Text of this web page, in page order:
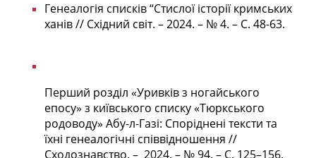
Генеалогія списків “Стислої історії кримських
ханів // Східний світ. – 2024. – № 4. – С. 48-63.
Перший розділ «Уривків з ногайського
епосу» з київського списку «Тюркського
родоводу» Абу-л-Газі: Споріднені тексти та
їхні генеалогічні співвідношення //
Сходознавство. – 2024. – № 94. – С. 125–156.